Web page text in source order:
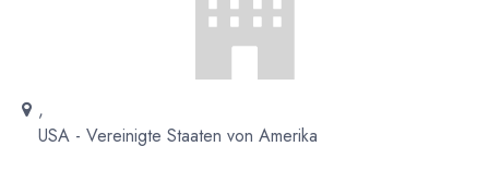
,
USA - Vereinigte Staaten von Amerika